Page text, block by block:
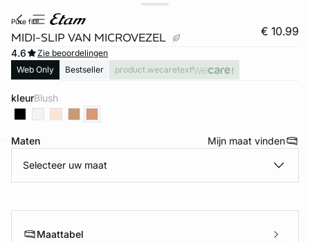
pure fit®
MIDI-SLIP VAN MICROVEZEL € 10.99
4.6
Zie beoordelingen
Web Only
Bestseller product.wecaretext
kleur blush
Maten Mijn maat vinden
Selecteer uw maat
Maattabel